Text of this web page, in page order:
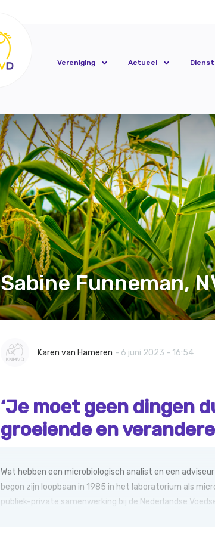
Vereniging Actueel
Sabine Funneman,
Karen van Hameren - 6 juni 2023 - 16:54
‘Je moet geen dingen
groeiende en
Wat hebben een microbiologisch analist en een
begon zijn loopbaan in 1985 in het laboratorium als
publiek-private samenwerking bij de Nederlandse